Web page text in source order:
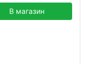
В магазин